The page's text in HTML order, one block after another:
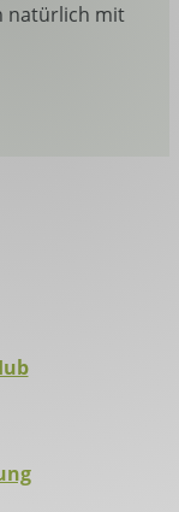
natürlich mit